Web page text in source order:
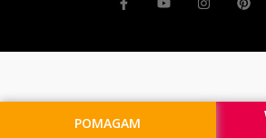
POMAGAM